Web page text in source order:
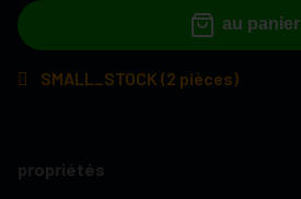
au panier
SMALL_STOCK (2 pièces)
propriétés